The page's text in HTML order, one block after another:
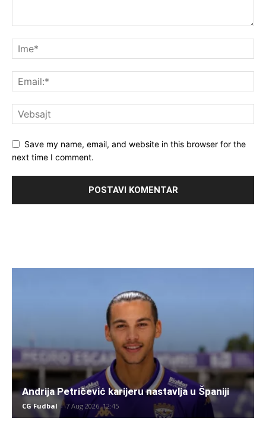
Save my name, email, and website in this browser for the
next time I comment.
Andrija Petričević karijeru nastavlja u Španiji
CG Fudbal - 7 Aug 2026. 12:45